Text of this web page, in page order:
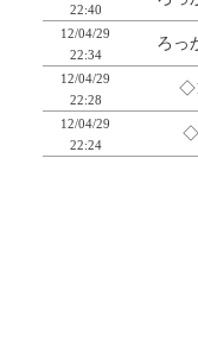
22:40
12/04/29
22:34
ろっ
12/04/29
22:28
12/04/29
22:24